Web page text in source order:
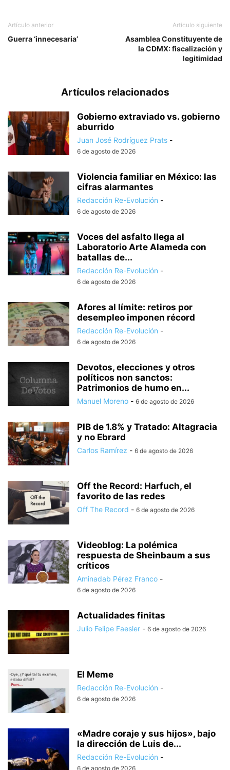
Artículo anterior
Guerra ‘innecesaria’
Artículo siguiente
Asamblea Constituyente de
la CDMX: fiscalización y
legitimidad
Artículos relacionados
Gobierno extraviado vs. gobierno
aburrido
Juan José Rodríguez Prats -
6 de agosto de 2026
Violencia familiar en México: las
cifras alarmantes
Redacción Re-Evolución -
6 de agosto de 2026
Voces del asfalto llega al
Laboratorio Arte Alameda con
batallas de...
Redacción Re-Evolución -
6 de agosto de 2026
Afores al límite: retiros por
desempleo imponen récord
Redacción Re-Evolución -
6 de agosto de 2026
Devotos, elecciones y otros
políticos non sanctos:
Patrimonios de humo en...
Manuel Moreno - 6 de agosto de 2026
PIB de 1.8% y Tratado: Altagracia
y no Ebrard
Carlos Ramírez - 6 de agosto de 2026
Off the Record: Harfuch, el
favorito de las redes
Off The Record - 6 de agosto de 2026
Videoblog: La polémica
respuesta de Sheinbaum a sus
críticos
Aminadab Pérez Franco -
6 de agosto de 2026
Actualidades finitas
Julio Felipe Faesler - 6 de agosto de 2026
El Meme
Redacción Re-Evolución -
6 de agosto de 2026
«Madre coraje y sus hijos», bajo
la dirección de Luis de...
Redacción Re-Evolución -
6 de agosto de 2026